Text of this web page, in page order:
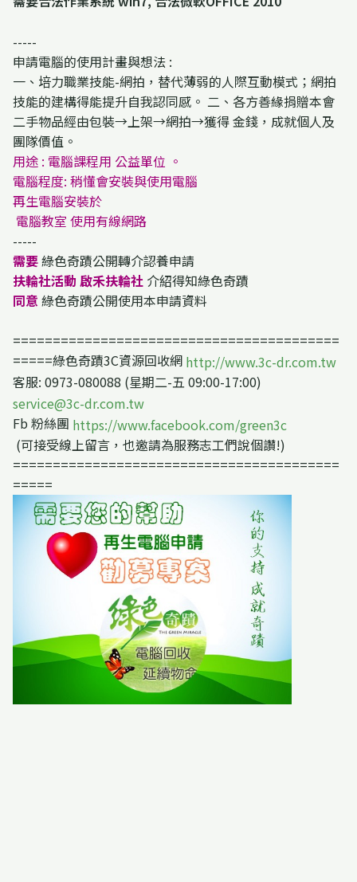
-----
申請電腦的使用計畫與想法 :
一、培力職業技能-網拍，替代薄弱的人際互動模式；網拍
技能的建構得能提升自我認同感。 二、各方善緣捐贈本會
二手物品經由包裝→上架→網拍→獲得 金錢，成就個人及
團隊價值。
用途 : 電腦課程用 公益單位 。
電腦程度: 稍懂會安裝與使用電腦
再生電腦安裝於
電腦教室 使用有線網路
-----
需要綠色奇蹟公開轉介認養申請
扶輪社活動 啟禾扶輪社 介紹得知綠色奇蹟
同意 綠色奇蹟公開使用本申請資料
=========================================
=====綠色奇蹟3C資源回收網 http://www.3c-dr.com.tw
客服: 0973-080088 (星期二-五 09:00-17:00)
service@3c-dr.com.tw
Fb 粉絲團 https://www.facebook.com/green3c
(可接受線上留言，也邀請為服務志工們說個讚!)
=========================================
=====